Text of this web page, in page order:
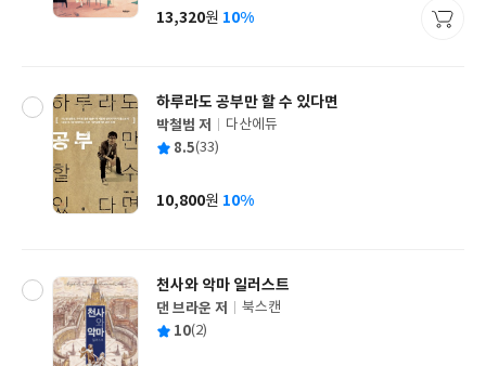
사
가
13,320원 10%
하루라도 공부만 할 수 있다면
글
쓴
박철범 저
출
사
다산에듀
평 8.5(33)
가
10,800원 10%
천사와 악마 일러스트
글
쓴
댄 브라운 저
출
북스캔
평 10(2)